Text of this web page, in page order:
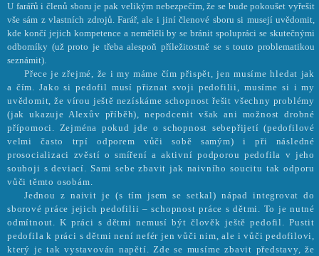
U farářů i členů sboru je pak velikým nebezpečím, že se bude pokoušet vyřešit
vše sám z vlastních zdrojů. Farář, ale i jiní členové sboru si musejí uvědomit,
kde končí jejich kompetence a nemělěli by se bránit spolupráci se skutečnými
odborníky (už proto je třeba alespoň příležitostně se s touto problematikou
seznámit).
Přece je zřejmé, že i my máme čím přispět, jen musíme hledat jak
a čím. Jako si pedofil musí přiznat svoji pedofilii, musíme si i my
uvědomit, že vírou ještě nezískáme schopnost řešit všechny problémy
(jak ukazuje Alexův příběh), nepodcenit však ani možnost drobné
přípomoci. Zejména pokud jde o schopnost sebepřijetí (pedofilové
velmi často trpí odporem vůči sobě samým) i při následné
prosocializaci zvěstí o smíření a aktivní podporou pedofila v jeho
souboji s deviací. Sami sebe zbavit jak naivního soucitu tak odporu
vůči těmto osobám.
Jednou z naivit je (s tím jsem se setkal) nápad integrovat do
sborové práce jejich pedofilii – schopnost práce s dětmi. To je nutné
odmítnout. K práci s dětmi nemusí být člověk ještě pedofil. Pustit
pedofila k práci s dětmi není nefér jen vůči nim, ale i vůči pedofilovi,
který je tak vystavován napětí. Zde se musíme zbavit představy, že